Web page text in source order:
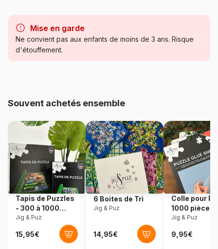
Catégorie Puzzles - Rétros et Nostalgie
Référence Eurographics-6000-5348
EAN 628136653480
Nombre de pièces 1000 pièces
Dimensions 68 x 49 cm
Mise en garde
Ne convient pas aux enfants de moins de 3 ans. Risque
d'étouffement.
Souvent achetés ensemble
Tapis de Puzzles
- 300 à 1000
pièces
Jig & Puz
6 Boites de Tri
Jig & Puz
Colle pour
1000 pièces
Jig & Puz